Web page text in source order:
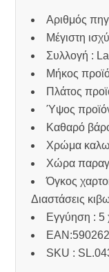
Αριθμός
Μέγιστη
Συλλογή :
Μήκος
Πλάτος
Ύψος
Καθαρό
Χρώμα
Χώρα
Όγκος
Διαστάσεις
Εγγύηση : 5
SKU :